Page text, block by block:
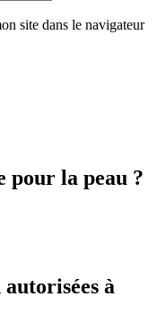
site dans le navigateur
pour la peau ?
à